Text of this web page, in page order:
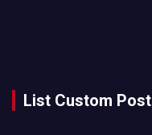
List Custom Post